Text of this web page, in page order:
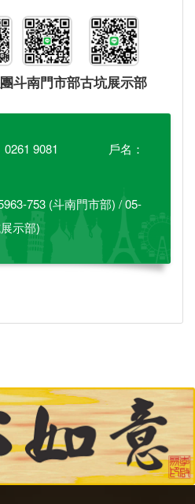
斗南門市部古坑展示部
：0261 9081 戶名：
753 (斗南門市部) / 05-
示部)